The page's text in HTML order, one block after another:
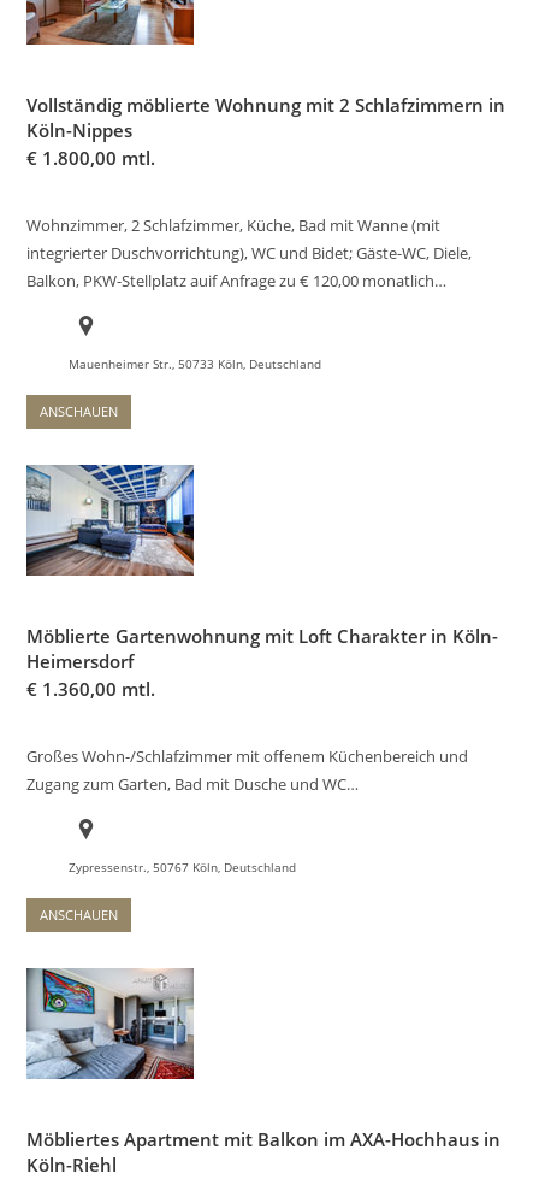
Vollständig möblierte Wohnung mit 2 Schlafzimmern in
Köln-Nippes
€ 1.800,00 mtl.
Wohnzimmer, 2 Schlafzimmer, Küche, Bad mit Wanne (mit
integrierter Duschvorrichtung), WC und Bidet; Gäste-WC, Diele,
Balkon, PKW-Stellplatz auif Anfrage zu € 120,00 monatlich…
Mauenheimer Str., 50733 Köln, Deutschland
ANSCHAUEN
Möblierte Gartenwohnung mit Loft Charakter in Köln-
Heimersdorf
€ 1.360,00 mtl.
Großes Wohn-/Schlafzimmer mit offenem Küchenbereich und
Zugang zum Garten, Bad mit Dusche und WC…
Zypressenstr., 50767 Köln, Deutschland
ANSCHAUEN
Möbliertes Apartment mit Balkon im AXA-Hochhaus in
Köln-Riehl